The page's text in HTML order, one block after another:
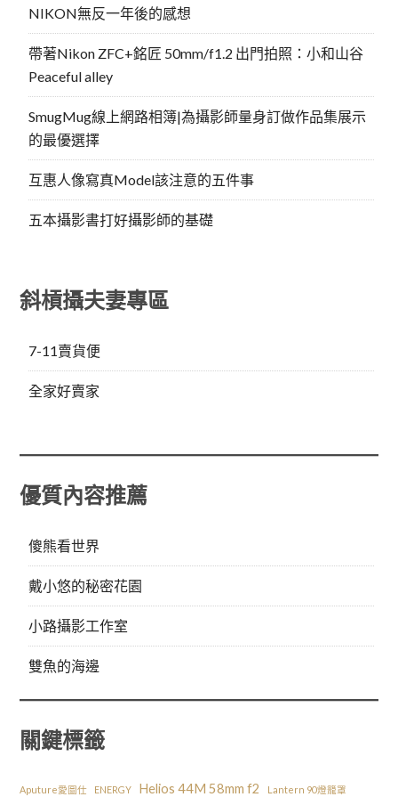
NIKON無反一年後的感想
帶著Nikon ZFC+銘匠 50mm/f1.2 出門拍照：小和山谷
Peaceful alley
SmugMug線上網路相簿|為攝影師量身訂做作品集展示
的最優選擇
互惠人像寫真Model該注意的五件事
五本攝影書打好攝影師的基礎
斜槓攝夫妻專區
7-11賣貨便
全家好賣家
優質內容推薦
傻熊看世界
戴小悠的秘密花園
小路攝影工作室
雙魚的海邊
關鍵標籤
Aputure愛圖仕 ENERGY Helios 44M 58mm f2 Lantern 90燈籠罩